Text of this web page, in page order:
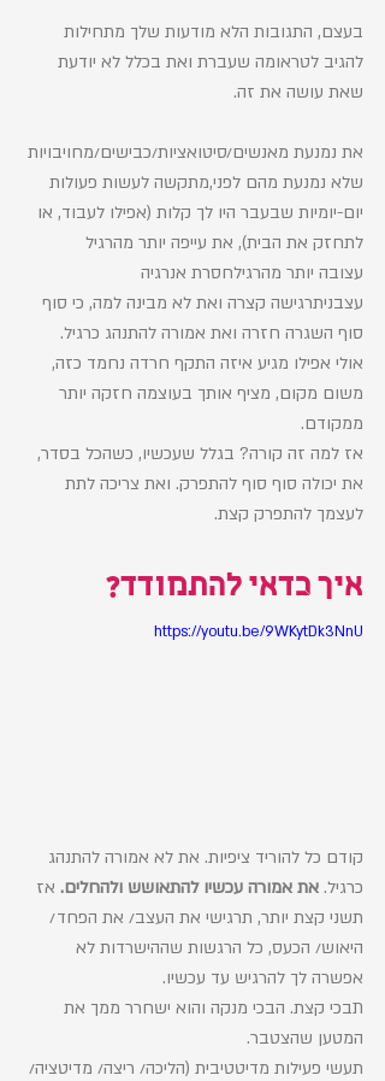
בעצם, התגובות הלא מודעות שלך מתחילות
להגיב לטראומה שעברת ואת בכלל לא יודעת
שאת עושה את זה.
את נמנעת מאנשים/סיטואציות/כבישים/מחויבויות
שלא נמנעת מהם לפני,מתקשה לעשות פעולות
יום-יומיות שבעבר היו לך קלות (אפילו לעבוד, או
לתחזק את הבית), את עייפה יותר מהרגיל
עצובה יותר מהרגילחסרת אנרגיה
עצבניתרגישה קצרה ואת לא מבינה למה, כי סוף
סוף השגרה חזרה ואת אמורה להתנהג כרגיל.
אולי אפילו מגיע איזה התקף חרדה נחמד כזה,
משום מקום, מציף אותך בעוצמה חזקה יותר
ממקודם.
אז למה זה קורה? בגלל שעכשיו, כשהכל בסדר,
את יכולה סוף סוף להתפרק. ואת צריכה לתת
לעצמך להתפרק קצת.
איך כדאי להתמודד?
https://youtu.be/9WKytDk3NnU
קודם כל להוריד ציפיות. את לא אמורה להתנהג
כרגיל. את אמורה עכשיו להתאושש ולהחלים. אז
תשני קצת יותר, תרגישי את העצב/ את הפחד/
היאוש/ הכעס, כל הרגשות שההישרדות לא
אפשרה לך להרגיש עד עכשיו.
תבכי קצת. הבכי מנקה והוא ישחרר ממך את
המטען שהצטבר.
תעשי פעילות מדיטטיבית (הליכה/ ריצה/ מדיטציה/